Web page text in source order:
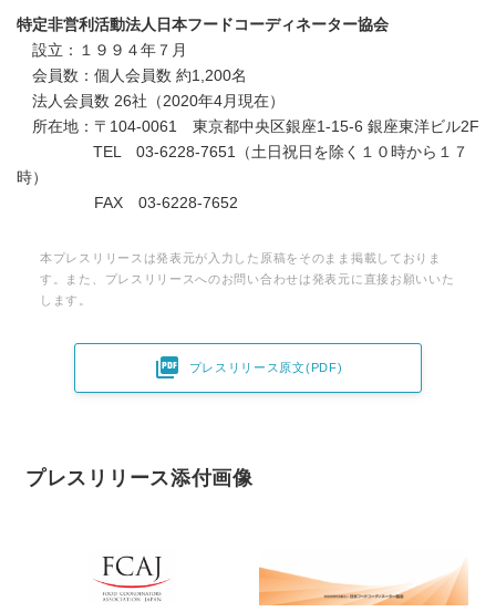
特定非営利活動法人日本フードコーディネーター協会
設立：１９９４年７月
会員数：個人会員数 約1,200名
法人会員数 26社（2020年4月現在）
所在地：〒104-0061 東京都中央区銀座1-15-6 銀座東洋ビル2F
TEL 03-6228-7651（土日祝日を除く１０時から１７
時）
FAX 03-6228-7652
本プレスリリースは発表元が入力した原稿をそのまま掲載しておりま
す。また、プレスリリースへのお問い合わせは発表元に直接お願いいた
します。
 プレスリリース原文(PDF)
プレスリリース添付画像